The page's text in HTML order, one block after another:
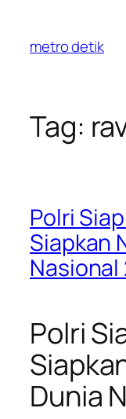
content
metro detik
Tag:
Polri
Siapkan
Nasional
Polri
Dunia